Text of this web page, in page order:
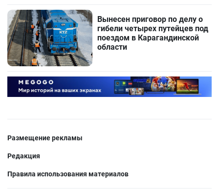
Вынесен приговор по делу о
гибели четырех путейцев под
поездом в Карагандинской
области
Размещение рекламы
Редакция
Правила использования материалов